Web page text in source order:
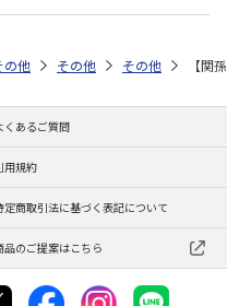
の他 その他 その他 【関
くあるご質問
用規約
定商取引法に基づく表記について
品のご提案はこちら